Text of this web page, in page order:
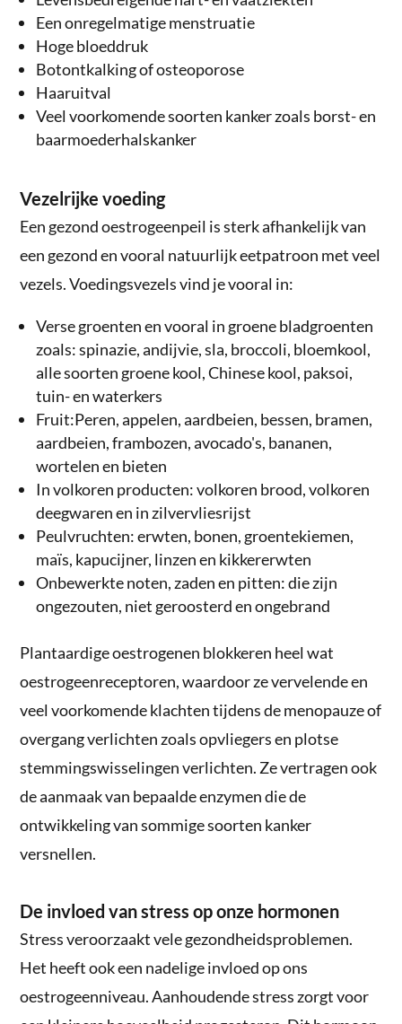
Een onregelmatige menstruatie
Hoge bloeddruk
Botontkalking of osteoporose
Haaruitval
Veel voorkomende soorten kanker zoals borst- en
baarmoederhalskanker
Vezelrijke voeding
Een gezond oestrogeenpeil is sterk afhankelijk van
een gezond en vooral natuurlijk eetpatroon met veel
vezels. Voedingsvezels vind je vooral in:
Verse groenten en vooral in groene bladgroenten
zoals: spinazie, andijvie, sla, broccoli, bloemkool,
alle soorten groene kool, Chinese kool, paksoi,
tuin- en waterkers
Fruit:Peren, appelen, aardbeien, bessen, bramen,
aardbeien, frambozen, avocado's, bananen,
wortelen en bieten
In volkoren producten: volkoren brood, volkoren
deegwaren en in zilvervliesrijst
Peulvruchten: erwten, bonen, groentekiemen,
maïs, kapucijner, linzen en kikkererwten
Onbewerkte noten, zaden en pitten: die zijn
ongezouten, niet geroosterd en ongebrand
Plantaardige oestrogenen blokkeren heel wat
oestrogeenreceptoren, waardoor ze vervelende en
veel voorkomende klachten tijdens de menopauze of
overgang verlichten zoals opvliegers en plotse
stemmingswisselingen verlichten. Ze vertragen ook
de aanmaak van bepaalde enzymen die de
ontwikkeling van sommige soorten kanker
versnellen.
De invloed van stress op onze hormonen
Stress veroorzaakt vele gezondheidsproblemen.
Het heeft ook een nadelige invloed op ons
oestrogeenniveau. Aanhoudende stress zorgt voor